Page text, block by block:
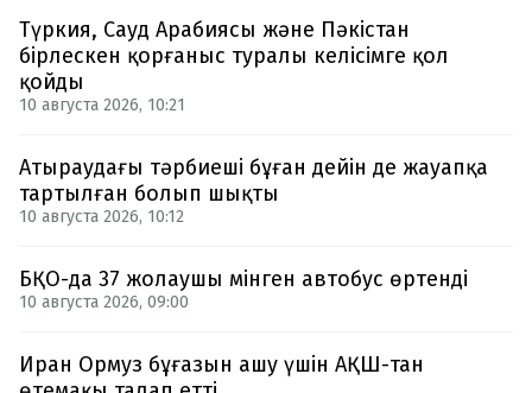
Түркия, Сауд Арабиясы және Пәкістан
бірлескен қорғаныс туралы келісімге қол
қойды
10 августа 2026, 10:21
Атыраудағы тәрбиеші бұған дейін де жауапқа
тартылған болып шықты
10 августа 2026, 10:12
БҚО-да 37 жолаушы мінген автобус өртенді
10 августа 2026, 09:00
Иран Ормуз бұғазын ашу үшін АҚШ-тан